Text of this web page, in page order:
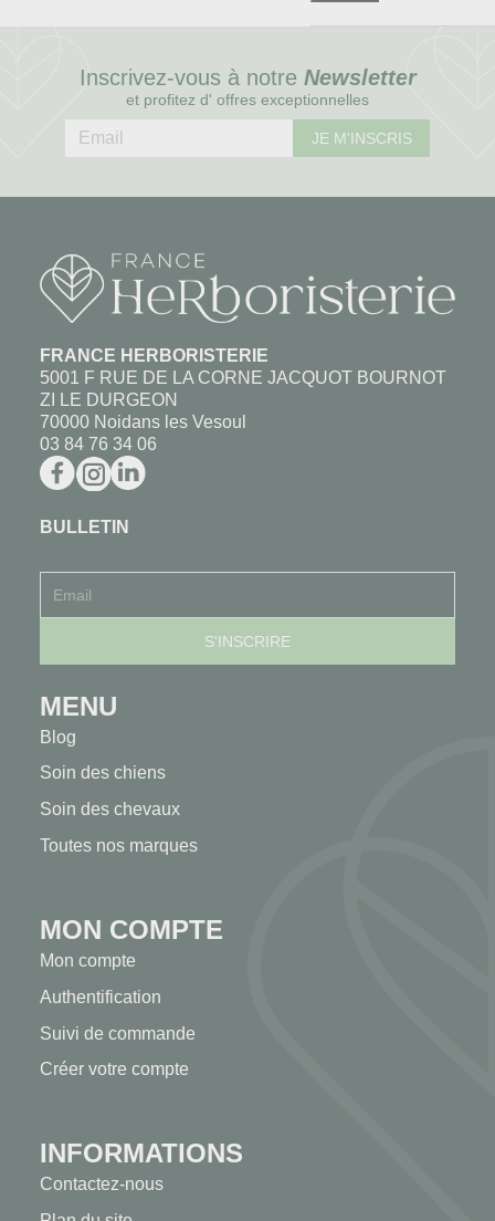
Inscrivez-vous à notre Newsletter
et profitez d' offres exceptionnelles
JE M'INSCRIS
FRANCE HERBORISTERIE
5001 F RUE DE LA CORNE JACQUOT BOURNOT
ZI LE DURGEON
70000 Noidans les Vesoul
03 84 76 34 06
BULLETIN
MENU
Blog
Soin des chiens
Soin des chevaux
Toutes nos marques
MON COMPTE
Mon compte
Authentification
Suivi de commande
Créer votre compte
INFORMATIONS
Contactez-nous